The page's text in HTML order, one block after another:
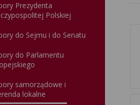
Prezydenta
Polskiej
do Sejmu i do Senatu
do Parlamentu
samorządowe i
lokalne